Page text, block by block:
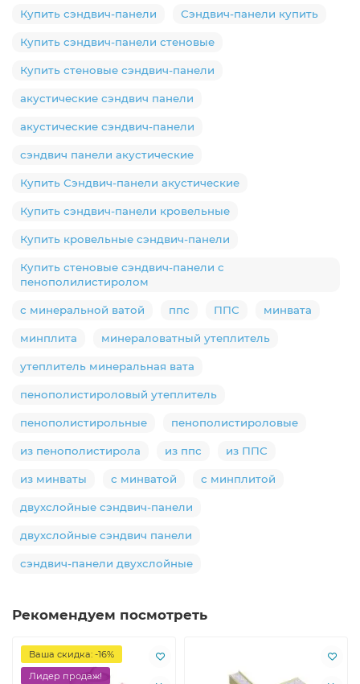
Купить сэндвич-панели Сэндвич-панели купить
Купить сэндвич-панели стеновые
Купить стеновые сэндвич-панели
акустические сэндвич панели
акустические сэндвич-панели
сэндвич панели акустические
Купить Сэндвич-панели акустические
Купить сэндвич-панели кровельные
Купить кровельные сэндвич-панели
Купить стеновые сэндвич-панели с
пенополилистиролом
с минеральной ватой ппс ППС минвата
минплита минераловатный утеплитель
утеплитель минеральная вата
пенополистироловый утеплитель
пенополистирольные пенополистироловые
из пенополистирола из ппс из ППС
из минваты с минватой с минплитой
двухслойные сэндвич-панели
двухслойные сэндвич панели
сэндвич-панели двухслойные
Рекомендуем посмотреть
Ваша скидка: -16%
Лидер продаж!